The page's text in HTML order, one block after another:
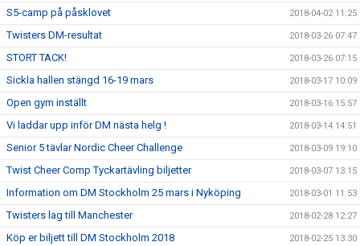
S5-camp på påsklovet 2018-04-02 11:25
Twisters DM-resultat 2018-03-26 07:47
STORT TACK! 2018-03-26 07:15
Sickla hallen stängd 16-19 mars 2018-03-17 10:09
Open gym inställt 2018-03-16 15:57
Vi laddar upp inför DM nästa helg ! 2018-03-14 14:51
Senior 5 tävlar Nordic Cheer Challenge 2018-03-09 19:10
Twist Cheer Comp Tyckartävling biljetter 2018-03-07 13:15
Information om DM Stockholm 25 mars i Nyköping 2018-03-01 11:53
Twisters lag till Manchester 2018-02-28 12:27
Köp er biljett till DM Stockholm 2018 2018-02-25 13:30